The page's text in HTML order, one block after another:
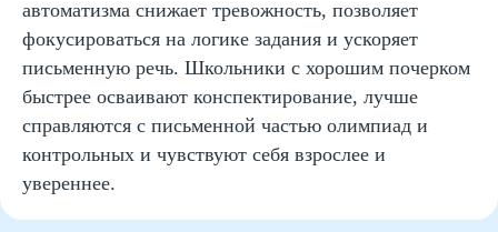
автоматизма снижает тревожность, позволяет
фокусироваться на логике задания и ускоряет
письменную речь. Школьники с хорошим почерком
быстрее осваивают конспектирование, лучше
справляются с письменной частью олимпиад и
контрольных и чувствуют себя взрослее и
увереннее.
Оставить заявку
Скорочтение
Ментальная арифметика
Математика